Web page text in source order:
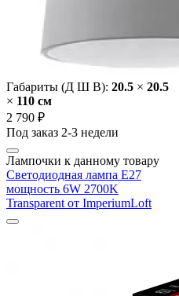
Габариты (Д Ш В): 20.5 × 20.5
× 110 cм
2 790 ₽
Под заказ 2-3 недели
Лампочки к данному товару
Светодиодная лампа E27
мощность 6W 2700K
Transparent от ImperiumLoft